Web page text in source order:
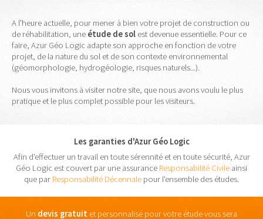
A l'heure actuelle, pour mener à bien votre projet de construction ou
de réhabilitation, une étude desol est devenue essentielle. Pour ce
faire, Azur Géo Logic adapte son approche en fonction de votre
projet, de la nature du sol et de son contexte environnemental
(géomorphologie, hydrogéologie, risques naturels...).
Nous vous invitons à visiter notre site, que nous avons voulu le plus
pratique et le plus complet possible pour les visiteurs.
Les garanties d'Azur Géo Logic
Afin d'effectuer un travail en toute sérennité et en toute sécurité, Azur
Géo Logic est couvert par une assurance Responsabilité Civile ainsi
que par Responsabilité Décennale pour l'ensemble des études.
Un devis gratuit et personnalisé pour votre étude vous sera